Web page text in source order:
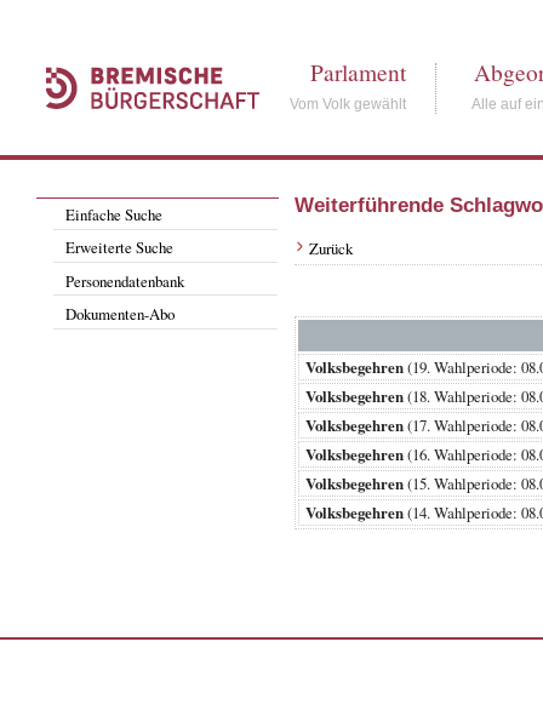
Parlament
Vom Volk gewählt Alle auf
Einfache Suche
Erweiterte Suche
Personendatenbank
Dokumenten-Abo
Weiterführende
Zurück
Volksbegehren(19. Wahlperiode:
Volksbegehren(18. Wahlperiode:
Volksbegehren(17. Wahlperiode:
Volksbegehren(16. Wahlperiode:
Volksbegehren(15. Wahlperiode:
Volksbegehren(14. Wahlperiode: